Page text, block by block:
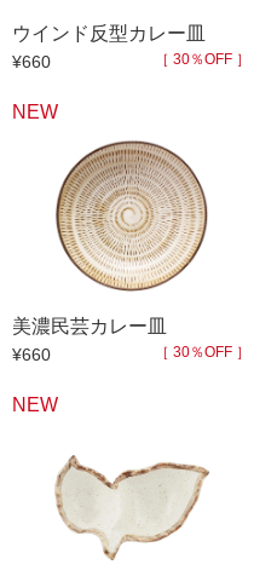
アフロビューティ
100円～
700円～
2,500円〜
5,000円〜
ウインド反型カレー皿
¥660 ［ 30％OFF ］
NEW
美濃民芸カレー皿
¥660 ［ 30％OFF ］
NEW